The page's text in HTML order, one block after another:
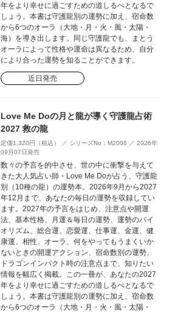
年をより幸せに過ごすための道しるべとなるで
しょう。本書は守護龍別の運勢に加え、宿命数
から6つのオーラ（大地・月・火・風・太陽・
海）を導き出します。同じ守護龍でも、まとう
オーラによって性格や運命は異なるため、自分
により合った運勢を知ることができます。
近日発売
Love Me Doの月と龍が導く守護龍占術
2027 救の龍
定価1,320円（税込） ／ シリーズNo：M2006 ／ 2026年
09月07日発売
数々の予言を的中させ、世の中に衝撃を与えて
きた大人気占い師・Love Me Doが占う、守護龍
別（10種の龍）の運勢本。2026年9月から2027
年12月まで、あなたの毎日の運勢を収録してい
ます。2027年の予言をはじめ、注意点や開運
法、基本性格、月運＆毎日の運勢、運勢のバイ
オリズム、総合運、恋愛運、仕事運、金運、健
康運、相性、オーラ、何をやってもうまくいか
ないときの開運アクション、宿命数別の運勢、
ドラゴンインパクト時の注意点まで、知りたい
情報を幅広く掲載。この一冊が、あなたの2027
年をより幸せに過ごすための道しるべとなるで
しょう。本書は守護龍別の運勢に加え、宿命数
から6つのオーラ（大地・月・火・風・太陽・